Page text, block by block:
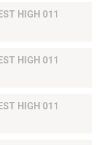
HIGH 011
HIGH 011
HIGH 011